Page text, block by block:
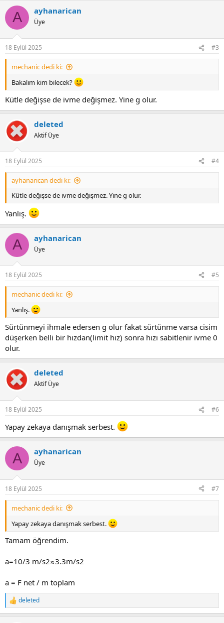
c
i
s
:
A ayhanarican
Üye
18 Eylül 2025 #3
mechanic dedi ki:
Bakalım kim bilecek?
Kütle değişse de ivme değişmez. Yine g olur.
deleted
Aktif Üye
18 Eylül 2025 #4
ayhanarican dedi ki:
Kütle değişse de ivme değişmez. Yine g olur.
Yanlış.
A ayhanarican
Üye
18 Eylül 2025 #5
mechanic dedi ki:
Yanlış.
Sürtünmeyi ihmale edersen g olur fakat sürtünme varsa cisim
düşerken belli bir hızdan(limit hız) sonra hızı sabitlenir ivme 0
olur.
deleted
Aktif Üye
18 Eylül 2025 #6
Yapay zekaya danışmak serbest.
A ayhanarican
Üye
18 Eylül 2025 #7
mechanic dedi ki:
Yapay zekaya danışmak serbest.
Tamam öğrendim.
a=10/3 m/s2≈3.3m/s2
a = F net / m toplam
R
e
deleted